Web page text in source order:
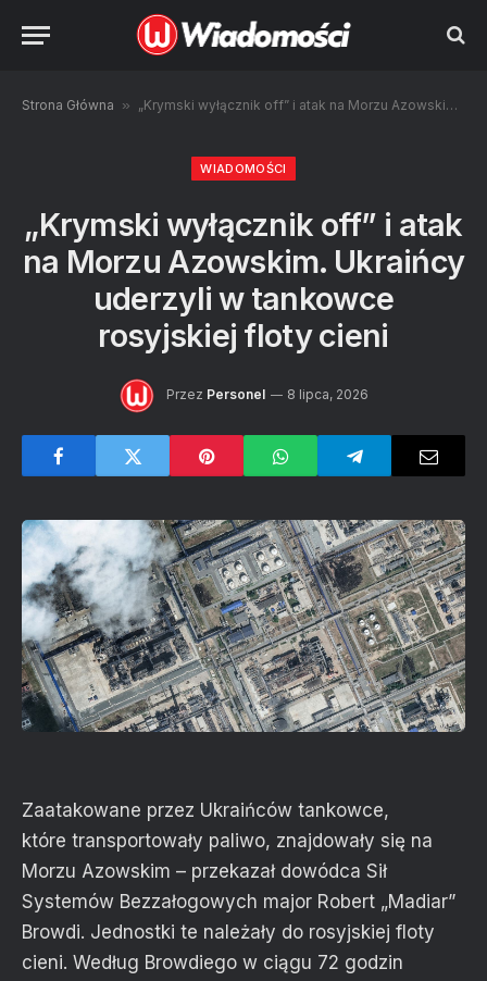
Strona Główna » „Krymski wyłącznik off” i atak na Morzu Azowskim. Ukraińcy uderzyli w tankowce rosyjskiej floty cieni
WIADOMOŚCI
„Krymski wyłącznik off” i atak
na Morzu Azowskim. Ukraińcy
uderzyli w tankowce
rosyjskiej floty cieni
Przez Personel 8 lipca, 2026
Zaatakowane przez Ukraińców tankowce,
które transportowały paliwo, znajdowały się na
Morzu Azowskim – przekazał dowódca Sił
Systemów Bezzałogowych major Robert „Madiar”
Browdi. Jednostki te należały do rosyjskiej floty
cieni. Według Browdiego w ciągu 72 godzin